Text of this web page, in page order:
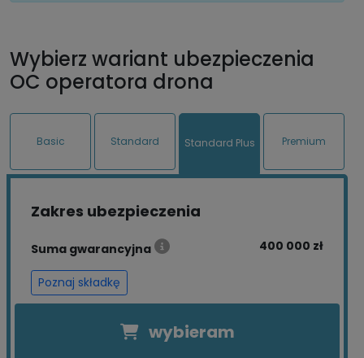
Wybierz wariant ubezpieczenia
OC operatora drona
Basic Standard Standard Plus Premium
Zakres ubezpieczenia
Suma gwarancyjna 400 000 zł
Poznaj składkę
wybieram